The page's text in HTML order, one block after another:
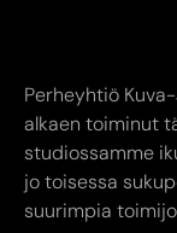
Perheyhtiö
alkaen toiminut
studiossamme
jo toisessa
suurimpia